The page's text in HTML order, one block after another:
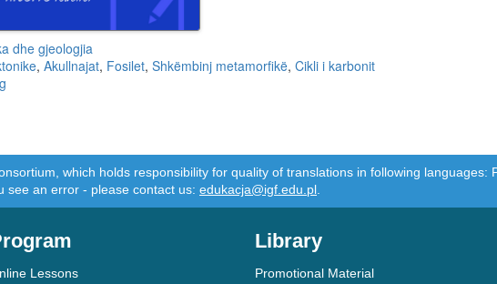
dhe gjeologjia
, Akullnajat, Fosilet, Shkëmbinj metamorfikë, Cikli i karbonit
which holds responsibility for quality of translations in following languages:
see an error - please contact us: edukacja@igf.edu.pl
Lessons
Library
Promotional Material